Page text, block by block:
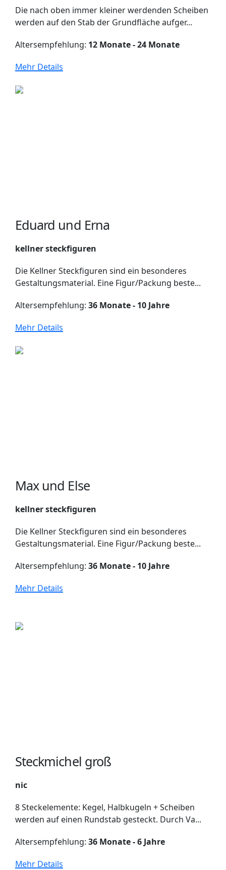
Die nach oben immer kleiner werdenden Scheiben
werden auf den Stab der Grundfläche aufger...
Altersempfehlung: 12 Monate - 24 Monate
Mehr Details
Eduard und Erna
kellner steckfiguren
Die Kellner Steckfiguren sind ein besonderes
Gestaltungsmaterial. Eine Figur/Packung beste...
Altersempfehlung: 36 Monate - 10 Jahre
Mehr Details
Max und Else
kellner steckfiguren
Die Kellner Steckfiguren sind ein besonderes
Gestaltungsmaterial. Eine Figur/Packung beste...
Altersempfehlung: 36 Monate - 10 Jahre
Mehr Details
Steckmichel groß
nic
8 Steckelemente: Kegel, Halbkugeln + Scheiben
werden auf einen Rundstab gesteckt. Durch Va...
Altersempfehlung: 36 Monate - 6 Jahre
Mehr Details